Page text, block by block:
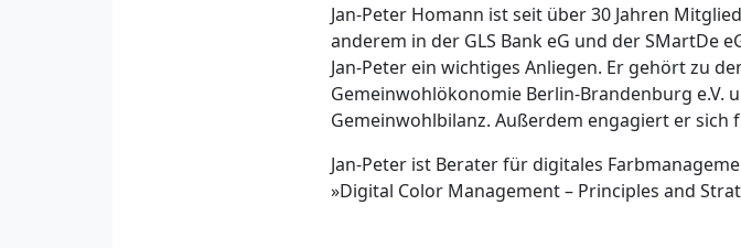
Jan-Peter Homann ist seit über 30 Jahren
anderem in der GLS Bank eG und der SMartDe
Jan-Peter ein wichtiges Anliegen. Er gehört zu
Gemeinwohlökonomie Berlin-Brandenburg e.V.
Gemeinwohlbilanz. Außerdem engagiert er
Jan-Peter ist Berater für digitales
»Digital Color Management – Principles and